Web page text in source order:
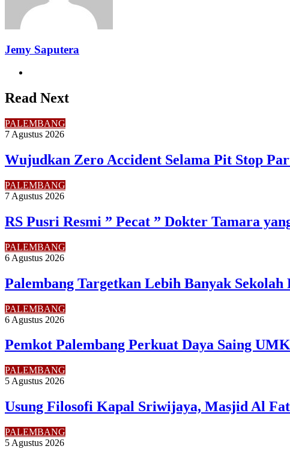
Jemy Saputera
Read Next
PALEMBANG
7 Agustus 2026
Wujudkan Zero Accident Selama Pit Stop
PALEMBANG
7 Agustus 2026
RS Pusri Resmi ” Pecat ” Dokter Tamara
PALEMBANG
6 Agustus 2026
Palembang Targetkan Lebih Banyak
PALEMBANG
6 Agustus 2026
Pemkot Palembang Perkuat Daya Saing
PALEMBANG
5 Agustus 2026
Usung Filosofi Kapal Sriwijaya, Masjid Al
PALEMBANG
5 Agustus 2026